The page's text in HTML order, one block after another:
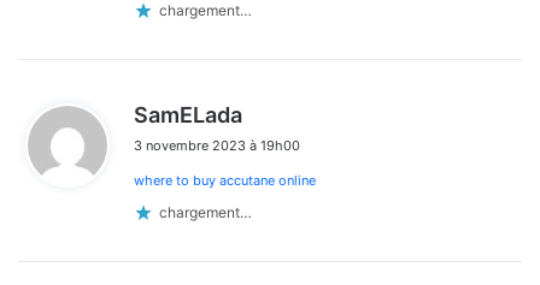
chargement…
SamELada
t
3 novembre 2023 à 19h00
where to buy accutane online
chargement…